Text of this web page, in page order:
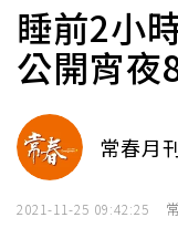
睡前2小
公開宵夜
常春月
2021-11-25 09:42:25